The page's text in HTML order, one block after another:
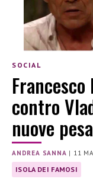
SOCIAL
contro
nuove
ANDREA SANNA | 11
ISOLA DEI FAMOSI